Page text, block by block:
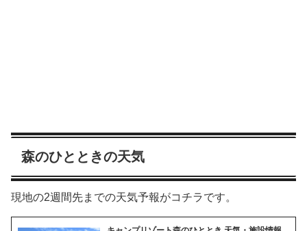
森のひとときの天気
現地の2週間先までの天気予報がコチラです。